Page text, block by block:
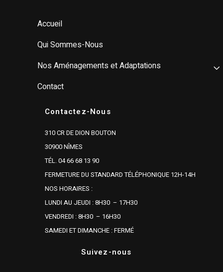
Accueil
Qui Sommes-Nous
Nos Aménagements et Adaptations
Contact
Contactez-Nous
310 CR DE DION BOUTON
30900 NÎMES
TÉL. 04 66 68 13 90
FERMETURE DU STANDARD TÉLÉPHONIQUE 12H-14H
NOS HORAIRES :
LUNDI AU JEUDI : 8H30 – 17H30
VENDREDI : 8H30 – 16H30
SAMEDI ET DIMANCHE : FERMÉ
Suivez-nous